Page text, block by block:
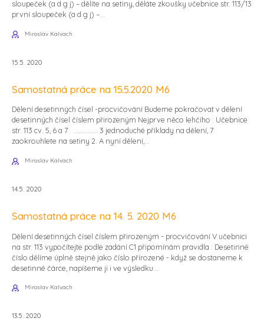
sloupeček (a d g j) – dělíte na setiny, děláte zkoušky učebnice str. 113/13
první sloupeček (a d g j) –...
Miroslav Kalvach
15.5. 2020
Samostatná práce na 15.5.2020 M6
Dělení desetinných čísel -procvičování Budeme pokračovat v dělení
desetinných čísel číslem přirozeným Nejprve něco lehčího : Učebnice
str. 113 cv. 5, 6 a 7 .............. 3 jednoduché příklady na dělení, 7
zaokrouhlete na setiny 2. A nyní dělení,...
Miroslav Kalvach
14.5. 2020
Samostatná práce na 14. 5. 2020 M6
Dělení desetinných čísel číslem přirozeným - procvičování V učebnici
na str. 113 vypočítejte podle zadání C1 připomínám pravidla : Desetinné
číslo dělíme úplně stejně jako číslo přirozené - když se dostaneme k
desetinné čárce, napíšeme ji i ve výsledku...
Miroslav Kalvach
13.5. 2020